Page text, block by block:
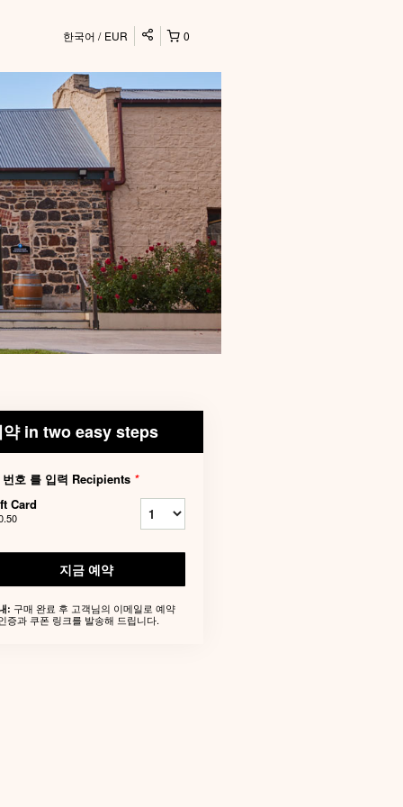
0
한국어 EUR
약 in two easy steps
번호 를 입력 Recipients *
Card
지금 예약
: 구매 완료 후 고객님의 이메일로 예약
증과 쿠폰 링크를 발송해 드립니다.